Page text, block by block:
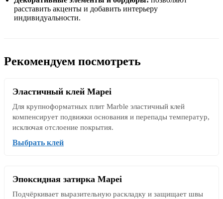
расставить акценты и добавить интерьеру
индивидуальности.
Рекомендуем посмотреть
Эластичный клей Mapei
Для крупноформатных плит Marble эластичный клей
компенсирует подвижки основания и перепады температур,
исключая отслоение покрытия.
Выбрать клей
Эпоксидная затирка Mapei
Подчёркивает выразительную раскладку и защищает швы